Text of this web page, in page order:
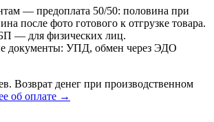
— предоплата 50/50: половина при
после фото готового к отгрузке товара.
— для физических лиц.
документы: УПД, обмен через ЭДО
Возврат денег при производственном
об оплате →